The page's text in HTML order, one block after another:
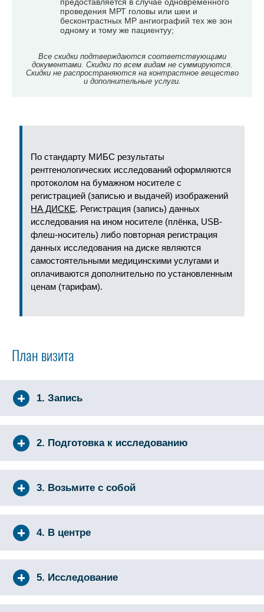
проведения МРТ головы или шеи и
бесконтрастных МР ангиографий тех же зон
одному и тому же пациентуу;
Все скидки подтверждаются соответствующими
документами. Скидки по всем видам не суммируются.
Скидки не распространяются на контрастное вещество
и дополнительные услуги.
По стандарту МИБС результаты
рентгенологических исследований оформляются
протоколом на бумажном носителе с
регистрацией (записью и выдачей) изображений
НА ДИСКЕ. Регистрация (запись) данных
исследования на ином носителе (плёнка, USB-
флеш-носитель) либо повторная регистрация
данных исследования на диске являются
самостоятельными медицинскими услугами и
оплачиваются дополнительно по установленным
ценам (тарифам).
План визита
1. Запись
2. Подготовка к исследованию
3. Возьмите с собой
4. В центре
5. Исследование